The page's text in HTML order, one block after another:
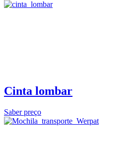
Cinta lombar
Saber preço